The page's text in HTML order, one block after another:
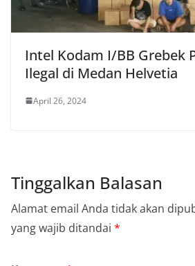
Intel Kodam I/BB Grebek
Ilegal di Medan Helvetia
April 26, 2024
Tinggalkan Balasan
Alamat email Anda tidak akan
yang wajib ditandai *